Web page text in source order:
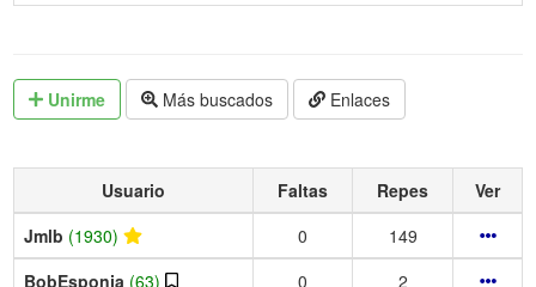
Unirme Más buscados Enlaces
Usuario Faltas Repes
Ver
Jmlb (1930) 0
149
BobEsponja (63) 0 2